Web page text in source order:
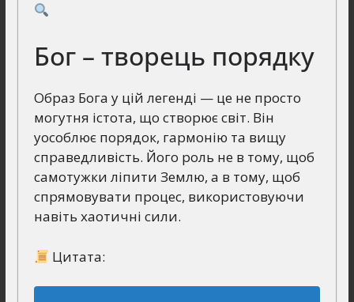
Бог – творець порядку
Образ Бога у цій легенді — це не просто
могутня істота, що створює світ. Він
уособлює порядок, гармонію та вищу
справедливість. Його роль не в тому, щоб
самотужки ліпити Землю, а в тому, щоб
спрямовувати процес, використовуючи
навіть хаотичні сили.
Цитата: